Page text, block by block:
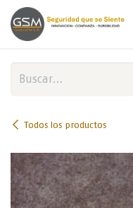
Ir al contenido
Todos los productos